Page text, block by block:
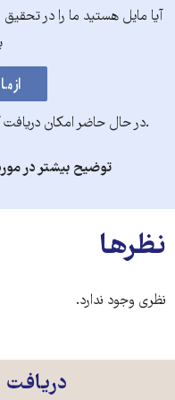
آیا مایل هستید ما را در
.در حال حاضر امکان
توضیح بیشتر در
نظرها
نظری وجود ندارد.
دریافت